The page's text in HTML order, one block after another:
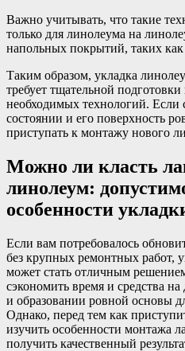
Важно учитывать, что такие
только для линолеума на
напольных покрытий, таких
Таким образом, укладка
требует тщательной
необходимых технологий. Если
состоянии и его поверхность
приступать к монтажу нового
Можно ли класть
линолеум:
особенности
Если вам потребовалось
без крупных ремонтных работ,
может стать отличным
сэкономить время и средства
и образовании ровной основы
Однако, перед тем как
изучить особенности монтажа
получить качественный